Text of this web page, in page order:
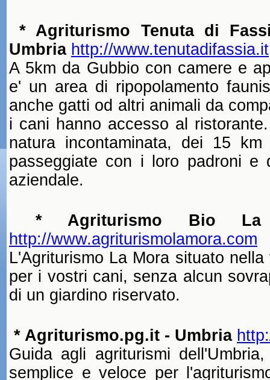
*Agriturismo Tenutadi
Umbria http://www.tenutadifassia.it
A 5km da Gubbio con camere e
e' un area di ripopolamento
anche gatti od altri animali da
i cani hanno accesso al
natura incontaminata, dei 15
passeggiate con i loro padroni e
aziendale.
* Agriturismo Bio
http://www.agriturismolamora.com
L'Agriturismo La Mora situato nella
per i vostri cani, senza alcun
di un giardino riservato.
* Agriturismo.pg.it - Umbria
Guida agli agriturismi
semplice e veloce per